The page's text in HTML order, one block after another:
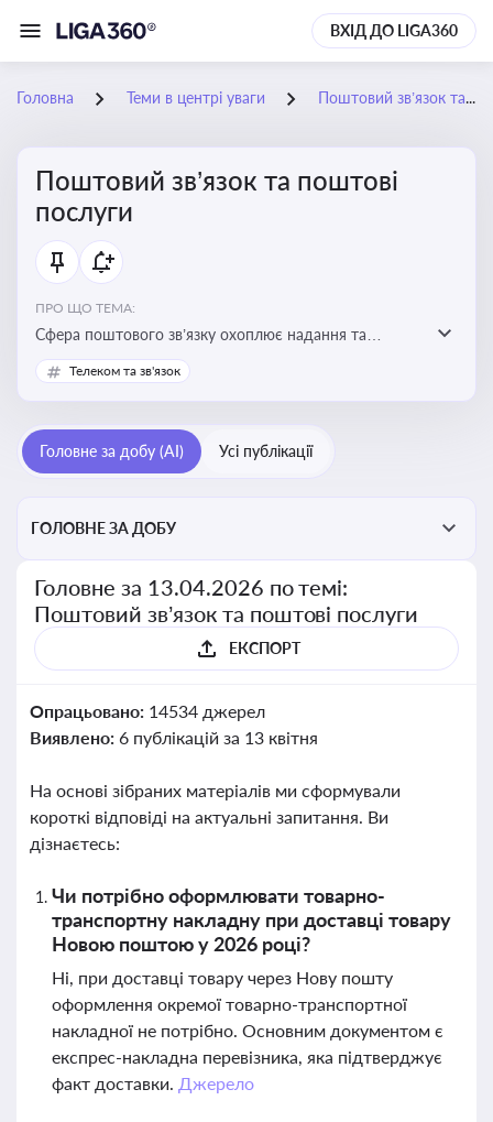
ВХІД ДО LIGA360
Головна Теми в центрі уваги Поштовий зв’язок та поштові послуги
Поштовий зв’язок та поштові
послуги
ПРО ЩО ТЕМА:
Сфера поштового зв’язку охоплює надання та
контроль послуг поштового обслуговування, що
регулюється спеціальним законодавством. Для
ліцензійних умов, участі в державних реєстрах і
забезпечення прав споживачів.
Телеком та зв'язок
Головне за добу (AI) Усі публікації
ГОЛОВНЕ ЗА ДОБУ
Головне за 13.04.2026 по темі:
Поштовий зв’язок та поштові послуги
ЕКСПОРТ
Опрацьовано: 14534 джерел
Виявлено: 6 публікацій за 13 квітня
На основі зібраних матеріалів ми сформували
короткі відповіді на актуальні запитання. Ви
дізнаєтесь:
Чи потрібно оформлювати товарно-
транспортну накладну при доставці товару
Новою поштою у 2026 році?
Ні, при доставці товару через Нову пошту
оформлення окремої товарно-транспортної
накладної не потрібно. Основним документом є
експрес-накладна перевізника, яка підтверджує
факт доставки. Джерело